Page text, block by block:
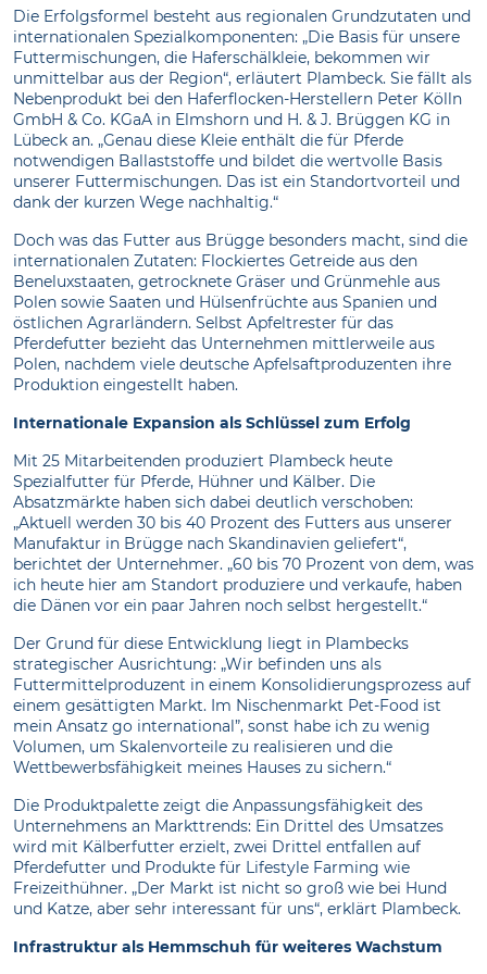
Die Erfolgsformel besteht aus regionalen Grundzutaten und
internationalen Spezialkomponenten: „Die Basis für unsere
Futtermischungen, die Haferschälkleie, bekommen wir
unmittelbar aus der Region“, erläutert Plambeck. Sie fällt als
Nebenprodukt bei den Haferflocken-Herstellern Peter Kölln
GmbH & Co. KGaA in Elmshorn und H. & J. Brüggen KG in
Lübeck an. „Genau diese Kleie enthält die für Pferde
notwendigen Ballaststoffe und bildet die wertvolle Basis
unserer Futtermischungen. Das ist ein Standortvorteil und
dank der kurzen Wege nachhaltig.“
Doch was das Futter aus Brügge besonders macht, sind die
internationalen Zutaten: Flockiertes Getreide aus den
Beneluxstaaten, getrocknete Gräser und Grünmehle aus
Polen sowie Saaten und Hülsenfrüchte aus Spanien und
östlichen Agrarländern. Selbst Apfeltrester für das
Pferdefutter bezieht das Unternehmen mittlerweile aus
Polen, nachdem viele deutsche Apfelsaftproduzenten ihre
Produktion eingestellt haben.
Internationale Expansion als Schlüssel zum Erfolg
Mit 25 Mitarbeitenden produziert Plambeck heute
Spezialfutter für Pferde, Hühner und Kälber. Die
Absatzmärkte haben sich dabei deutlich verschoben:
„Aktuell werden 30 bis 40 Prozent des Futters aus unserer
Manufaktur in Brügge nach Skandinavien geliefert“,
berichtet der Unternehmer. „60 bis 70 Prozent von dem, was
ich heute hier am Standort produziere und verkaufe, haben
die Dänen vor ein paar Jahren noch selbst hergestellt.“
Der Grund für diese Entwicklung liegt in Plambecks
strategischer Ausrichtung: „Wir befinden uns als
Futtermittelproduzent in einem Konsolidierungsprozess auf
einem gesättigten Markt. Im Nischenmarkt Pet-Food ist
mein Ansatz go international”, sonst habe ich zu wenig
Volumen, um Skalenvorteile zu realisieren und die
Wettbewerbsfähigkeit meines Hauses zu sichern.“
Die Produktpalette zeigt die Anpassungsfähigkeit des
Unternehmens an Markttrends: Ein Drittel des Umsatzes
wird mit Kälberfutter erzielt, zwei Drittel entfallen auf
Pferdefutter und Produkte für Lifestyle Farming wie
Freizeithühner. „Der Markt ist nicht so groß wie bei Hund
und Katze, aber sehr interessant für uns“, erklärt Plambeck.
Infrastruktur als Hemmschuh für weiteres Wachstum